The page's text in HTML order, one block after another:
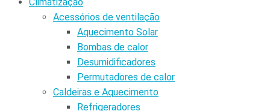
Climatização
Acessórios de ventilação
Aquecimento Solar
Bombas de calor
Desumidificadores
Permutadores de calor
Caldeiras e Aquecimento
Refrigeradores